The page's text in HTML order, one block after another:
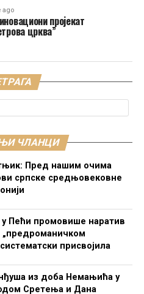
ago
пројекат
црква”
ЧЛАНЦИ
Пред нашим очима
српске средњовековне
Пећи промовише наратив
„предроманичком
присвојила
из доба Немањића у
Сретења и Дана